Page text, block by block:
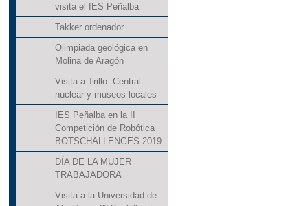
visita el IES Peñalba
Takker ordenador
Olimpiada geológica en
Molina de Aragón
Visita a Trillo: Central
nuclear y museos locales
IES Peñalba en la II
Competición de Robótica
BOTSCHALLENGES 2019
DÍA DE LA MUJER
TRABAJADORA
Visita a la Universidad de